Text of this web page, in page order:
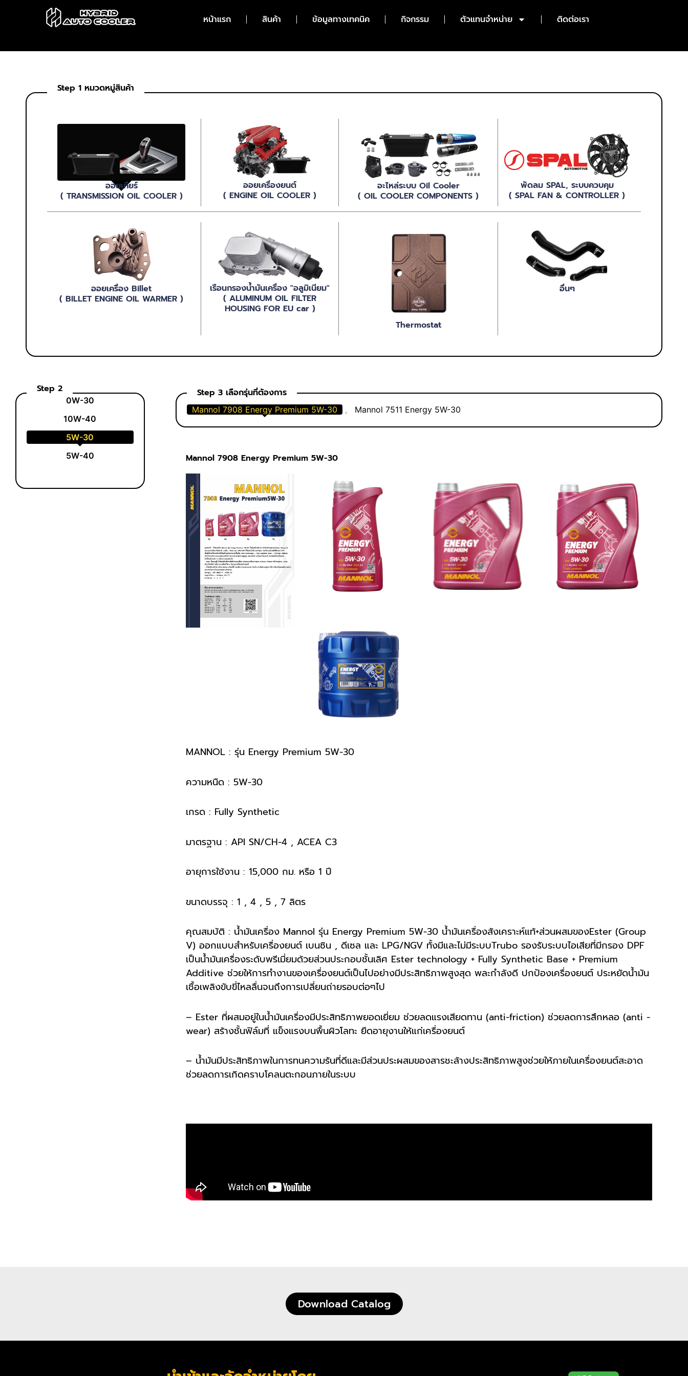
หน้าแรก สินค้า ข้อมูลทางเทคนิค กิจกรรม ตัวแทนจำหน่าย ติดต่อเรา
Step 1 หมวดหมู่สินค้า
ออยเกียร์
( TRANSMISSION OIL COOLER )
ออยเครื่องยนต์
( ENGINE OIL COOLER )
อะไหล่ระบบ Oil Cooler
( OIL COOLER COMPONENTS )
พัดลม SPAL, ระบบควบคุม
( SPAL FAN & CONTROLLER )
ออยเครื่อง Billet
( BILLET ENGINE OIL WARMER )
เรือนกรองน้ำมันเครื่อง "อลูมิเนียม"
( ALUMINUM OIL FILTER
HOUSING FOR EU car )
Thermostat
อื่นๆ
Step 2
0W-30
10W-40
5W-30
5W-40
Step 3 เลือกรุ่นที่ต้องการ
Mannol 7908 Energy Premium 5W-30 , Mannol 7511 Energy 5W-30
Mannol 7908 Energy Premium 5W-30
MANNOL : รุ่น Energy Premium 5W-30
ความหนืด : 5W-30
เกรด : Fully Synthetic
มาตรฐาน : API SN/CH-4 , ACEA C3
อายุการใช้งาน : 15,000 กม. หรือ 1 ปี
ขนาดบรรจุ : 1 , 4 , 5 , 7 ลิตร
คุณสมบัติ : น้ำมันเครื่อง Mannol รุ่น Energy Premium 5W-30 น้ำมันเครื่องสังเคราะห์แท้+ส่วนผสมของEster (Group
V) ออกแบบสำหรับเครื่องยนต์ เบนซิน , ดีเซล และ LPG/NGV ทั้งมีและไม่มีระบบTrubo รองรับระบบไอเสียที่มีกรอง DPF
เป็นน้ำมันเครื่องระดับพรีเมี่ยมด้วยส่วนประกอบชั้นเลิศ Ester technology + Fully Synthetic Base + Premium
Additive ช่วยให้การทำงานของเครื่องยนต์เป็นไปอย่างมีประสิทธิภาพสูงสุด พละกำลังดี ปกป้องเครื่องยนต์ ประหยัดน้ำมัน
เชื้อเพลิงขับขี่ไหลลื่นจนถึงการเปลี่ยนถ่ายรอบต่อๆไป
– Ester ที่ผสมอยู่ในน้ำมันเครื่องมีประสิทธิภาพยอดเยี่ยม ช่วยลดแรงเสียดทาน (anti-friction) ช่วยลดการสึกหลอ (anti -
wear) สร้างชั้นฟิล์มที่ แข็งแรงบนพื้นผิวโลทะ ยืดอายุงานให้แก่เครื่องยนต์
– น้ำมันมีประสิทธิภาพในการทนความร้นที่ดีและมีส่วนประผสมของสารชะล้างประสิทธิภาพสูงช่วยให้ภายในเครื่องยนต์สะอาด
ช่วยลดการเกิดคราบโคลนตะกอนภายในระบบ
Download Catalog